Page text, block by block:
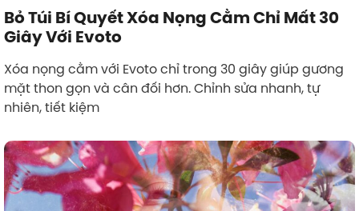
Bỏ Túi Bí Quyết Xóa Nọng Cằm Chỉ Mất 30
Giây Với Evoto
Xóa nọng cằm với Evoto chỉ trong 30 giây giúp gương
mặt thon gọn và cân đối hơn. Chỉnh sửa nhanh, tự
nhiên, tiết kiệm